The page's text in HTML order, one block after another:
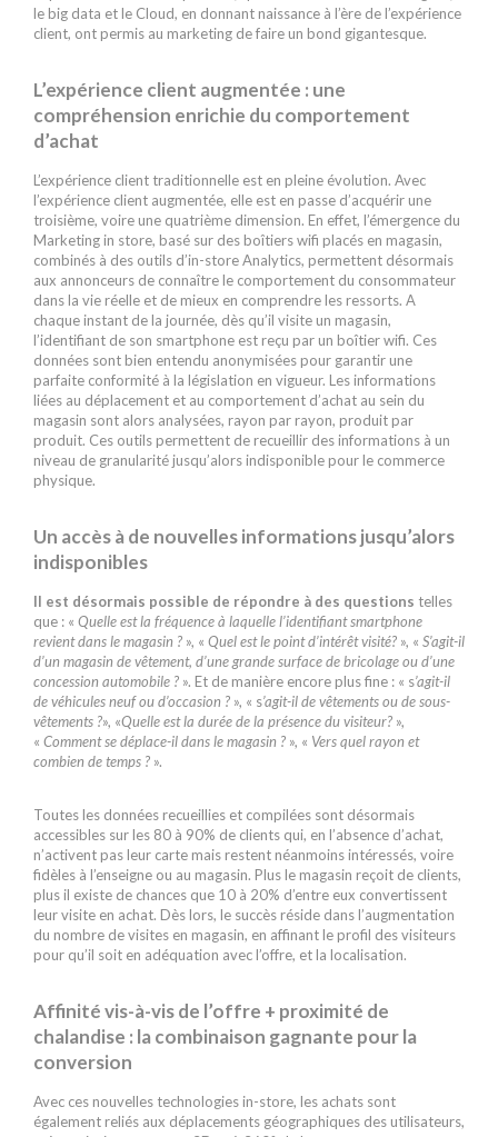
le big data et le Cloud, en donnant naissance à l’ère de l’expérience
client, ont permis au marketing de faire un bond gigantesque.
L’expérience client augmentée : une
compréhension enrichie du comportement
d’achat
L’expérience client traditionnelle est en pleine évolution. Avec
l’expérience client augmentée, elle est en passe d’acquérir une
troisième, voire une quatrième dimension. En effet, l’émergence du
Marketing in store, basé sur des boîtiers wifi placés en magasin,
combinés à des outils d’in-store Analytics, permettent désormais
aux annonceurs de connaître le comportement du consommateur
dans la vie réelle et de mieux en comprendre les ressorts. A
chaque instant de la journée, dès qu’il visite un magasin,
l’identifiant de son smartphone est reçu par un boîtier wifi. Ces
données sont bien entendu anonymisées pour garantir une
parfaite conformité à la législation en vigueur. Les informations
liées au déplacement et au comportement d’achat au sein du
magasin sont alors analysées, rayon par rayon, produit par
produit. Ces outils permettent de recueillir des informations à un
niveau de granularité jusqu’alors indisponible pour le commerce
physique.
Un accès à de nouvelles informations jusqu’alors
indisponibles
Il est désormais possible de répondre à des questions telles
que : « Quelle est la fréquence à laquelle l’identifiant smartphone
revient dans le magasin ? », « Quel est le point d’intérêt visité? », « S’agit-il
d’un magasin de vêtement, d’une grande surface de bricolage ou d’une
concession automobile ? ». Et de manière encore plus fine : « s’agit-il
de véhicules neuf ou d’occasion ? », « s’agit-ilde vêtements ou de sous-
vêtements ?», «Quelle est la durée de la présence du visiteur? »,
« Comment se déplace-il dans le magasin ? », « Vers quel rayon et
combien de temps ? ».
Toutes les données recueillies et compilées sont désormais
accessibles sur les 80 à 90% de clients qui, en l’absence d’achat,
n’activent pas leur carte mais restent néanmoins intéressés, voire
fidèles à l’enseigne ou au magasin. Plus le magasin reçoit de clients,
plus il existe de chances que 10 à 20% d’entre eux convertissent
leur visite en achat. Dès lors, le succès réside dans l’augmentation
du nombre de visites en magasin, en affinant le profil des visiteurs
pour qu’il soit en adéquation avec l’offre, et la localisation.
Affinité vis-à-vis de l’offre + proximité de
chalandise : la combinaison gagnante pour la
conversion
Avec ces nouvelles technologies in-store, les achats sont
également reliés aux déplacements géographiques des utilisateurs,